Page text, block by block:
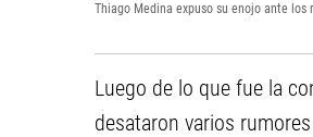
Thiago Medina expuso su enojo ante los
Luego de lo que fue la
desataron varios